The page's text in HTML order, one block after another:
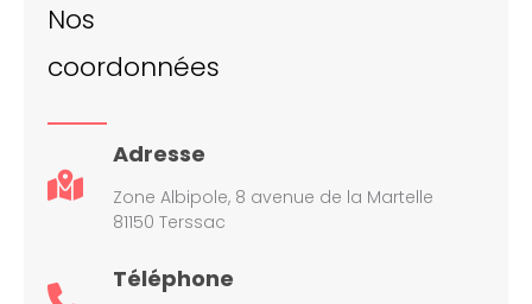
Nos
coordonnées
Adresse
Zone Albipole, 8 avenue de la Martelle
81150 Terssac
Téléphone